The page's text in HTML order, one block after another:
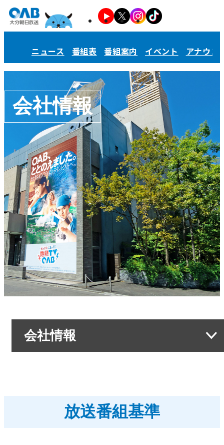
ニュース 番組表 番組案内 イベント アナウン
会社情報
放送番組基準
会社情報
OABのMVV